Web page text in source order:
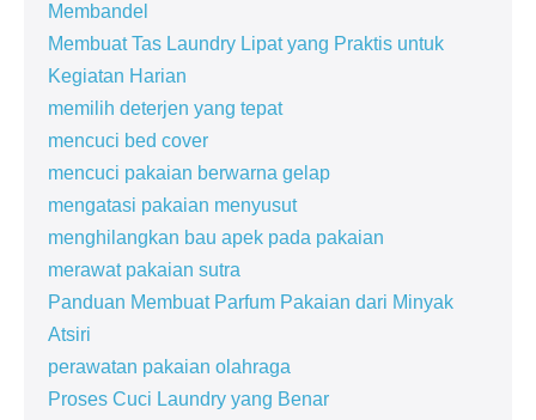
Membandel
Membuat Tas Laundry Lipat yang Praktis untuk
Kegiatan Harian
memilih deterjen yang tepat
mencuci bed cover
mencuci pakaian berwarna gelap
mengatasi pakaian menyusut
menghilangkan bau apek pada pakaian
merawat pakaian sutra
Panduan Membuat Parfum Pakaian dari Minyak
Atsiri
perawatan pakaian olahraga
Proses Cuci Laundry yang Benar